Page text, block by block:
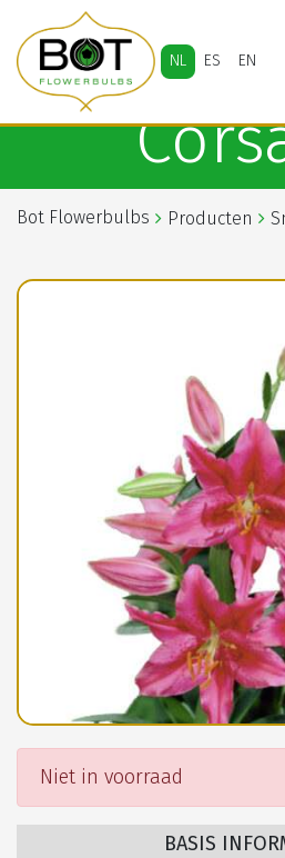
NL ES EN
Bot Flowerbulbs Producten
Niet in voorraad
BASIS